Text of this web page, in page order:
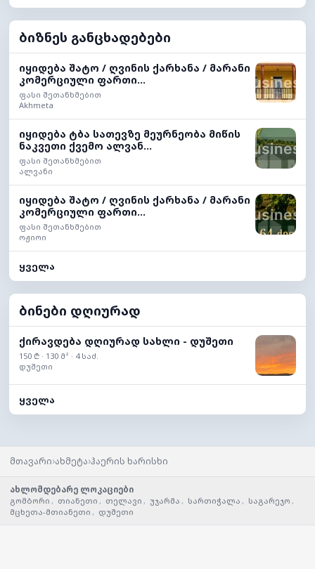
ბიზნეს განცხადებები
იყიდება შატო / ღვინის ქარხანა / მარანი
კომერციული ფართი...
ფასი შეთანხმებით
Akhmeta
იყიდება ტბა სათევზე მეურნეობა მიწის
ნაკვეთი ქვემო ალვან...
ფასი შეთანხმებით
ალვანი
იყიდება შატო / ღვინის ქარხანა / მარანი
კომერციული ფართი...
ფასი შეთანხმებით
ოჟიოი
ყველა
ბინები დღიურად
ქირავდება დღიურად სახლი - დუშეთი
150 ₾ · 130 მ² · 4 საძ.
დუშეთი
ყველა
მთავარი›ახმეტა›ჰაერის ხარისხი
ახლომდებარე ლოკაციები
გომბორი , თიანეთი , თელავი , უჯარმა , სართიჭალა , საგარეჯო ,
მცხეთა-მთიანეთი , დუშეთი